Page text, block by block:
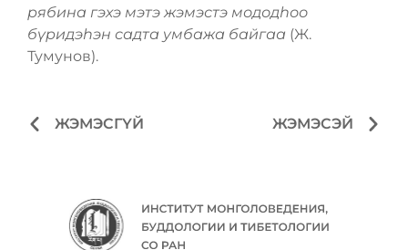
рябина гэхэ мэтэ жэмэстэ мододһоо
бүридэһэн садта умбажа байгаа (Ж.
Тумунов).
ЖЭМЭСГҮЙ ЖЭМЭСЭЙ